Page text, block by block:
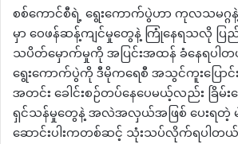
စစ်ကောင်စီရဲ့ ရွေးကောက်ပွဲဟာ ကုလသမဂ္
မှာ ဝေဖန်ဆန့်ကျင်မှုတွေနဲ့ ကြုံနေရသလို ပ
သပိတ်မှောက်မှုကို အပြင်းအထန် ခံနေရပါ
ရွေးကောက်ပွဲကို ဒီမိုကရေစီ အသွင်ကူးပြောင်
အတင်း ခေါင်းစဉ်တပ်နေပေမယ့်လည်း ခြိမ်
ရှင်သန်မှုတွေနဲ့ အလဲအလှယ်အဖြစ် ပေးရတဲ့ မဲ
ဆောင်းပါးကတစ်ဆင့် သုံးသပ်လိုက်ရပါတ